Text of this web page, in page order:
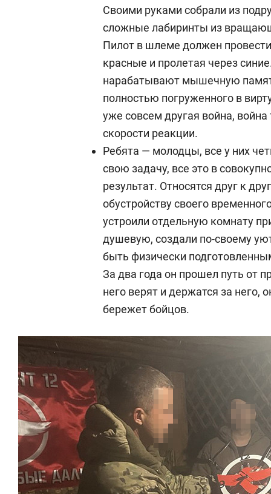
Своими руками собрали из
сложные лабиринты из
Пилот в шлеме должен
красные и пролетая через
нарабатывают мышечную
полностью погруженного в
уже совсем другая война, война
скорости реакции.
Ребята — молодцы, все у них
свою задачу, все это в
результат. Относятся друг к
обустройству своего
устроили отдельную комнату
душевую, создали по-своему
быть физически
За два года он прошел путь от
него верят и держатся за него,
бережет бойцов.